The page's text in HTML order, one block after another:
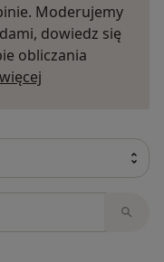
Moderujemy
dowiedz się
obliczania